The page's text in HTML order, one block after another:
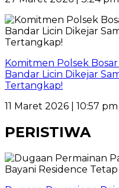
Komitmen Polsek
Bandar Licin Dikejar
Tertangkap!
11 Maret 2026 | 10:57
PERISTIWA